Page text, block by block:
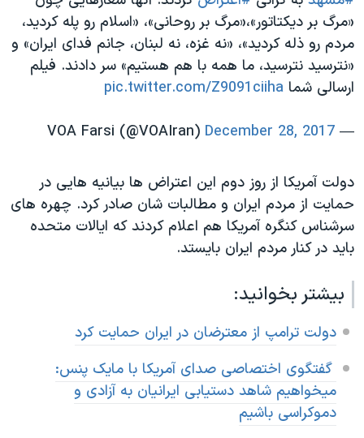
«مرگ بر دیکتاتور»،‌«مرگ بر روحانی»، «اسلام رو پله کردید،
‌مردم رو ذله کردید»،‌ «نه غزه، نه لبنان،‌ جانم فدای ایران» و
«نترسید نترسید، ‌ما همه با هم هستیم» سر دادند. فیلم
ارسالی شما pic.twitter.com/Z9091ciiha
— VOA Farsi (@VOAIran)
December 28, 2017
دولت آمریکا از روز دوم این اعتراض ها بیانیه هایی در
حمایت از مردم ایران و مطالبات شان صادر کرد. چهره های
سرشناس کنگره آمریکا هم اعلام کردند که ایالات متحده
باید در کنار مردم ایران بایستد.
بیشتر بخوانید:
دولت ترامپ از معترضان در ایران حمایت کرد
گفتگوی اختصاصی صدای آمریکا با مایک پنس:
میخواهیم شاهد دستیابی ایرانیان به آزادی و
دموکراسی باشیم